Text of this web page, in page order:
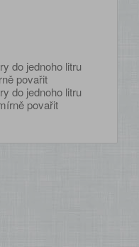
do jednoho litru
povařit
do jednoho litru
povařit